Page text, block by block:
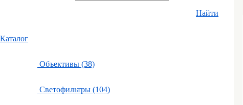
Найти
Каталог
Объективы (38)
Светофильтры (104)